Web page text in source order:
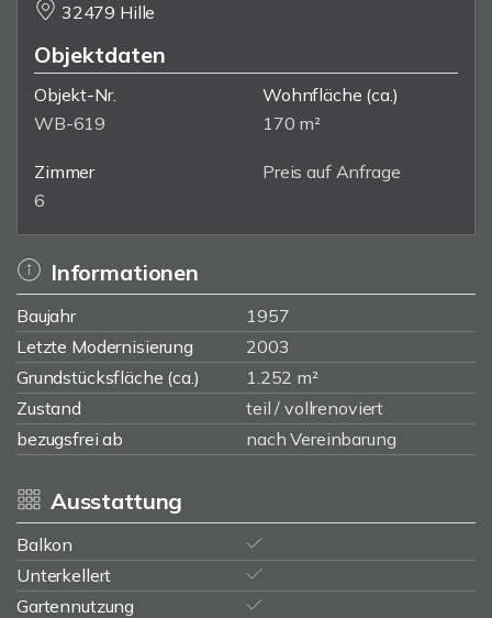
32479 Hille
Objektdaten
Objekt-Nr.
WB-619
Wohnfläche (ca.)
170 m²
Zimmer
6
Preis auf Anfrage
Informationen
Baujahr
1957
Letzte Modernisierung
2003
Grundstücksfläche (ca.)
1.252 m²
Zustand
teil / vollrenoviert
bezugsfrei ab
nach Vereinbarung
Ausstattung
Balkon
Unterkellert
Gartennutzung